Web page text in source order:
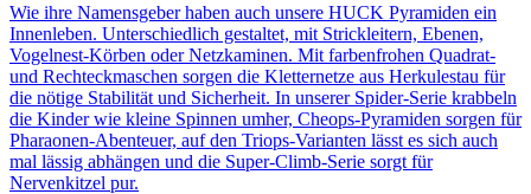
Wie ihre Namensgeber haben auch unsere HUCK Pyramiden ein
Innenleben. Unterschiedlich gestaltet, mit Strickleitern, Ebenen,
Vogelnest-Körben oder Netzkaminen. Mit farbenfrohen Quadrat-
und Rechteckmaschen sorgen die Kletternetze aus Herkulestau für
die nötige Stabilität und Sicherheit. In unserer Spider-Serie krabbeln
die Kinder wie kleine Spinnen umher, Cheops-Pyramiden sorgen für
Pharaonen-Abenteuer, auf den Triops-Varianten lässt es sich auch
mal lässig abhängen und die Super-Climb-Serie sorgt für
Nervenkitzel pur.